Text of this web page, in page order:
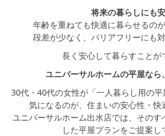
将来の暮らしにも
年齢を重ねても快適に暮らせるの
段差が少なく、バリアフリーにも
長く安心して暮らすことが
ユニバーサルホームの平屋なら
30代・40代の女性が「一人暮らし用の
気になるのが、住まいの安心性・快
ユニバーサルホーム出水店では、その
した平屋プランをご提案し